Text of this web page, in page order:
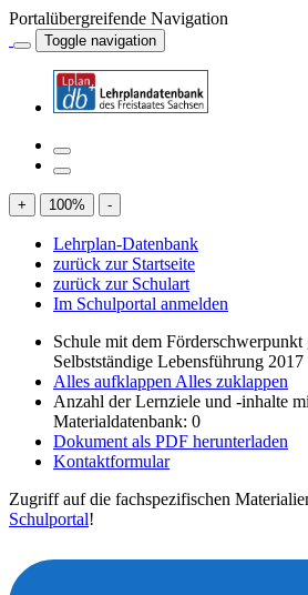
Portalübergreifende Navigation
Toggle navigation
+ 100% -
Lehrplan-Datenbank
zurück zur Startseite
zurück zur Schulart
Im Schulportal anmelden
Schule mit dem
Selbstständige Lebensführung 2017
Alles aufklappen Alles zuklappen
Anzahl der Lernziele und -inhalte
Materialdatenbank: 0
Dokument als PDF herunterladen
Kontaktformular
Zugriff auf die fachspezifischen
Schulportal!